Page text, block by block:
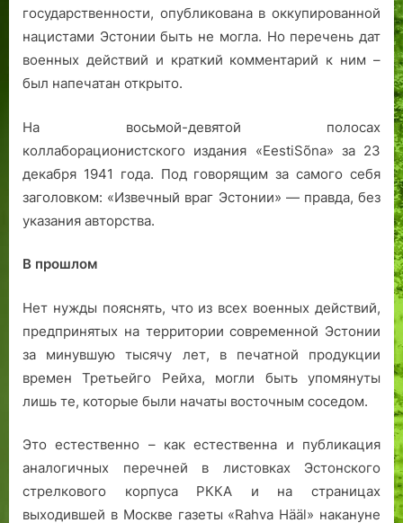
государственности, опубликована в оккупированной
нацистами Эстонии быть не могла. Но перечень дат
военных действий и краткий комментарий к ним –
был напечатан открыто.
На восьмой-девятой полосах
коллаборационистского издания «EestiSõna» за 23
декабря 1941 года. Под говорящим за самого себя
заголовком: «Извечный враг Эстонии» — правда, без
указания авторства.
В прошлом
Нет нужды пояснять, что из всех военных действий,
предпринятых на территории современной Эстонии
за минувшую тысячу лет, в печатной продукции
времен Третьейго Рейха, могли быть упомянуты
лишь те, которые были начаты восточным соседом.
Это естественно – как естественна и публикация
аналогичных перечней в листовках Эстонского
стрелкового корпуса РККА и на страницах
выходившей в Москве газеты «Rahva Hääl» накануне